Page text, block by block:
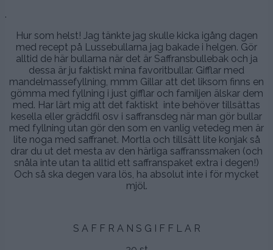
.
Hur som helst! Jag tänkte jag skulle kicka igång dagen
med recept på Lussebullarna jag bakade i helgen. Gör
alltid de här bullarna när det är Saffransbullebak och ja
dessa är ju faktiskt mina favoritbullar. Gifflar med
mandelmassefyllning, mmm Gillar att det liksom finns en
gömma med fyllning i just gifflar och familjen älskar dem
med. Har lärt mig att det faktiskt inte behöver tillsättas
kesella eller gräddfil osv i saffransdeg när man gör bullar
med fyllning utan gör den som en vanlig vetedeg men är
lite noga med saffranet. Mortla och tillsätt lite konjak så
drar du ut det mesta av den härliga saffranssmaken (och
snåla inte utan ta alltid ett saffranspaket extra i degen!)
Och så ska degen vara lös, ha absolut inte i för mycket
mjöl.
S A F F R A N S G I F F L A R